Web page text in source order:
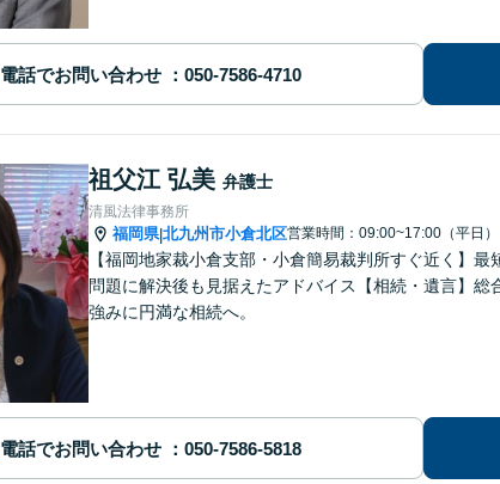
電話でお問い合わせ
祖父江 弘美 弁護士
清風法律事務所
福岡県|北九州市小倉北区営業時間：09:00~17:00（平日）
【福岡地家裁小倉支部・小倉簡易裁判所すぐ近く】
問題に解決後も見据えたアドバイス【相続・遺言】
強みに円満な相続へ。
電話でお問い合わせ